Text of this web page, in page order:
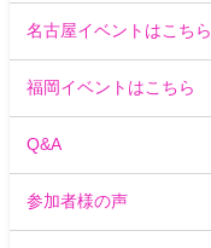
名古屋イベントはこちら
福岡イベントはこちら
Q&A
参加者様の声